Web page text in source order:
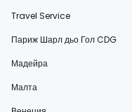
Travel Service
Париж Шарл дьо Гол CDG
Мадейра
Малта